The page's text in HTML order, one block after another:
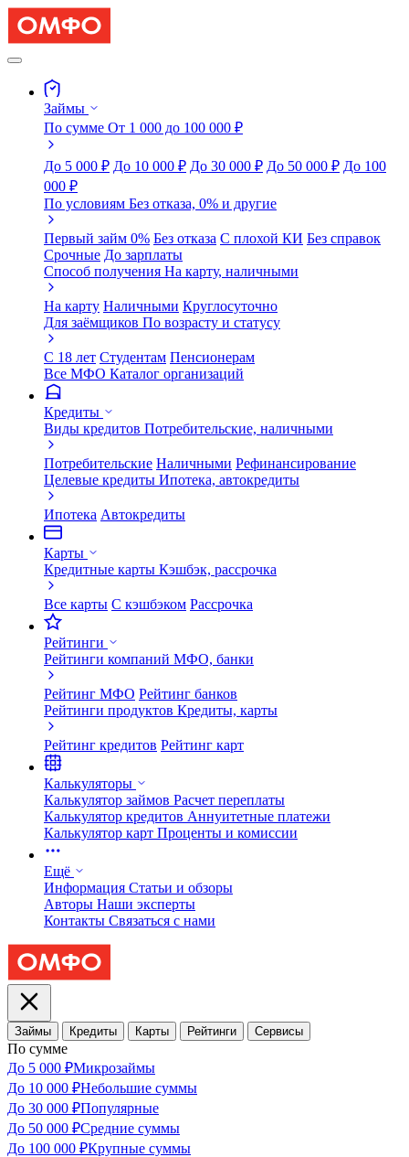
Займы
По сумме От 1 000 до 100 000 ₽
До 5 000 ₽ До 10 000 ₽ До 30 000 ₽ До 50 000 ₽ До 100
000 ₽
По условиям Без отказа, 0% и другие
Первый займ 0% Без отказа С плохой КИ Без справок
Срочные До зарплаты
Способ получения На карту, наличными
На карту Наличными Круглосуточно
Для заёмщиков По возрасту и статусу
С 18 лет Студентам Пенсионерам
Все МФО Каталог организаций
Кредиты
Виды кредитов Потребительские, наличными
Потребительские Наличными Рефинансирование
Целевые кредиты Ипотека, автокредиты
Ипотека Автокредиты
Карты
Кредитные карты Кэшбэк, рассрочка
Все карты С кэшбэком Рассрочка
Рейтинги
Рейтинги компаний МФО, банки
Рейтинг МФО Рейтинг банков
Рейтинги продуктов Кредиты, карты
Рейтинг кредитов Рейтинг карт
Калькуляторы
Калькулятор займов Расчет переплаты
Калькулятор кредитов Аннуитетные платежи
Калькулятор карт Проценты и комиссии
Ещё
Информация Статьи и обзоры
Авторы Наши эксперты
Контакты Связаться с нами
Займы Кредиты Карты Рейтинги Сервисы
По сумме
До 5 000 ₽Микрозаймы
До 10 000 ₽Небольшие суммы
До 30 000 ₽Популярные
До 50 000 ₽Средние суммы
До 100 000 ₽Крупные суммы